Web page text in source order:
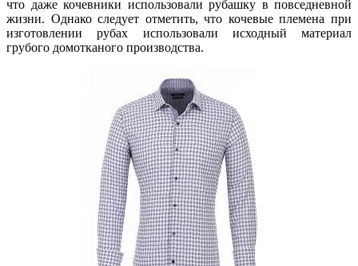
что даже кочевники использовали рубашку в повседневной
жизни. Однако следует отметить, что кочевые племена при
изготовлении рубах использовали исходный материал
грубого домотканого производства.